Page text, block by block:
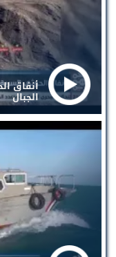
أنفاق
الجبال